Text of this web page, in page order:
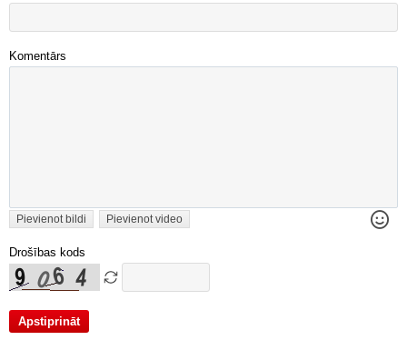
Komentārs
Pievienot bildi Pievienot video
Drošības kods